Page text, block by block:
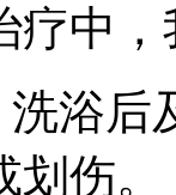
疗中
浴
伤。